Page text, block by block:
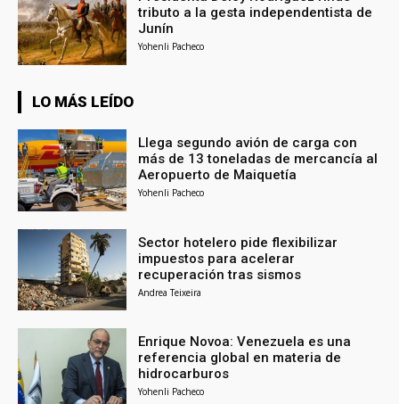
tributo a la gesta independentista de
Junín
Yohenli Pacheco
LO MÁS LEÍDO
Llega segundo avión de carga con
más de 13 toneladas de mercancía al
Aeropuerto de Maiquetía
Yohenli Pacheco
Sector hotelero pide flexibilizar
impuestos para acelerar
recuperación tras sismos
Andrea Teixeira
Enrique Novoa: Venezuela es una
referencia global en materia de
hidrocarburos
Yohenli Pacheco